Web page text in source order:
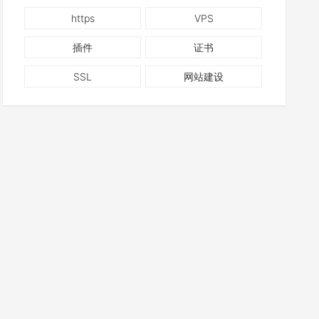
https VPS
插件 证书
SSL 网站建设